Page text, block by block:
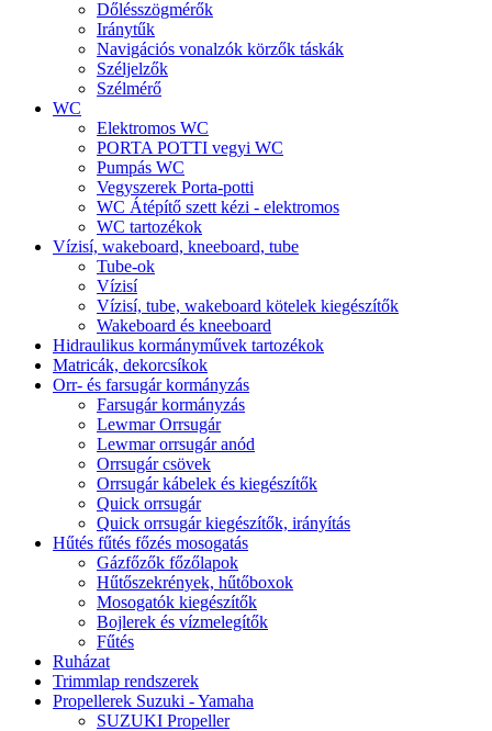
Dőlésszögmérők
Iránytűk
Navigációs vonalzók körzők táskák
Széljelzők
Szélmérő
WC
Elektromos WC
PORTA POTTI vegyi WC
Pumpás WC
Vegyszerek Porta-potti
WC Átépítő szett kézi - elektromos
WC tartozékok
Vízisí, wakeboard, kneeboard, tube
Tube-ok
Vízisí
Vízisí, tube, wakeboard kötelek kiegészítők
Wakeboard és kneeboard
Hidraulikus kormányművek tartozékok
Matricák, dekorcsíkok
Orr- és farsugár kormányzás
Farsugár kormányzás
Lewmar Orrsugár
Lewmar orrsugár anód
Orrsugár csövek
Orrsugár kábelek és kiegészítők
Quick orrsugár
Quick orrsugár kiegészítők, irányítás
Hűtés fűtés főzés mosogatás
Gázfőzők főzőlapok
Hűtőszekrények, hűtőboxok
Mosogatók kiegészítők
Bojlerek és vízmelegítők
Fűtés
Ruházat
Trimmlap rendszerek
Propellerek Suzuki - Yamaha
SUZUKI Propeller